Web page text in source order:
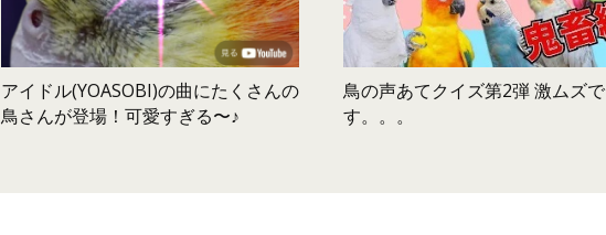
アイドル(YOASOBI)の曲にたくさんの
鳥さんが登場！可愛すぎる〜♪
鳥の声あてクイズ第2弾 激ムズで
す。。。